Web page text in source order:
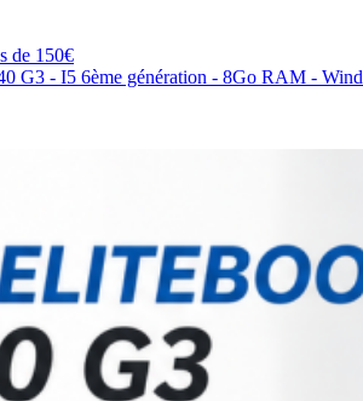
de 150€
G3 - I5 6ème génération - 8Go RAM -